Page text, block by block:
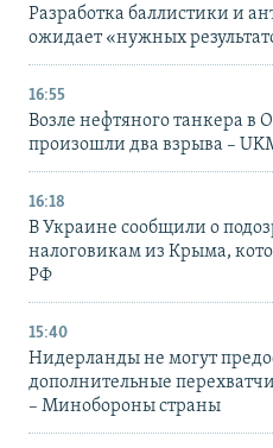
Разработка баллистики и
ожидает «нужных
16:55
Возле нефтяного танкера в
произошли два взрыва –
16:18
В Украине сообщили о
налоговикам из Крыма,
РФ
15:40
Нидерланды не могут
дополнительные
– Минобороны страны